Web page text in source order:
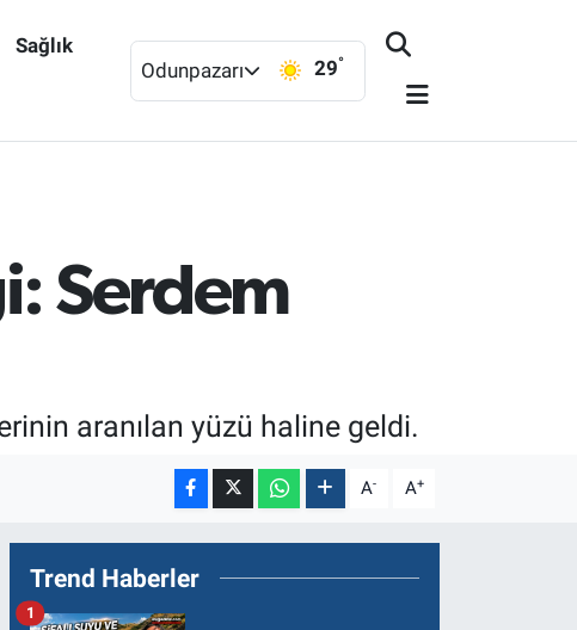
Sağlık
Odunpazarı 29°
Serdem
aranılan yüzü haline geldi.
A- A+
Trend Haberler
1